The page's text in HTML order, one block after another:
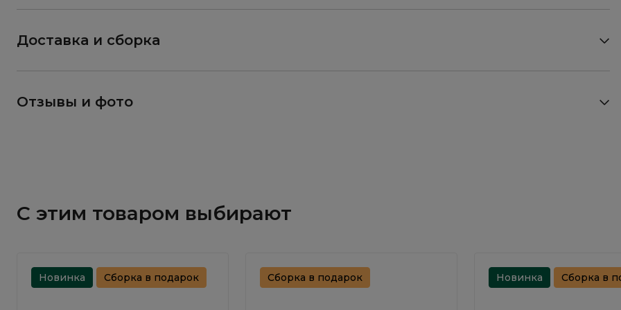
Доставка и сборка
Отзывы и фото
С этим товаром выбирают
Новинка Сборка в подарок Сборка в подарок Новинка Сборка в